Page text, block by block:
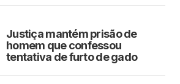
Justiça mantém prisão de
homem que confessou
tentativa de furto de gado